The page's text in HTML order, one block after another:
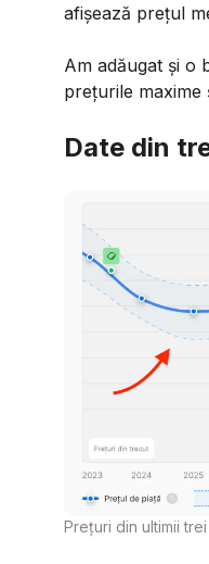
afișează prețul
Am adăugat și o
prețurile maxime
Date din
Prețuri din ultimii